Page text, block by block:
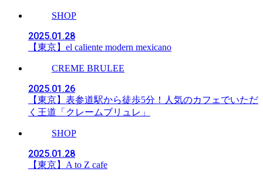
SHOP
2025.01.28
【東京】el caliente modern mexicano
CREME BRULEE
2025.01.26
【東京】表参道駅から徒歩5分！人気のカフェでいただ
く王道「クレームブリュレ」
SHOP
2025.01.28
【東京】A to Z cafe